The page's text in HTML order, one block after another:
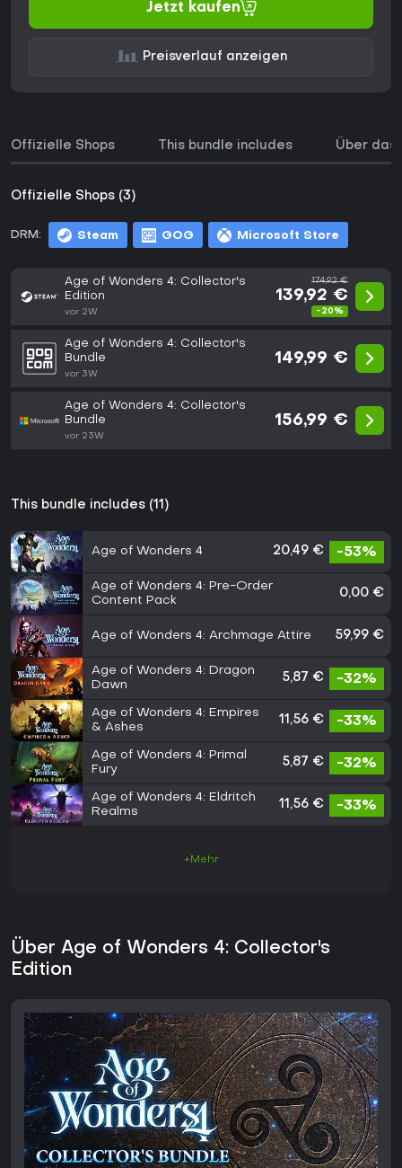
Jetzt kaufen
Preisverlauf anzeigen
Offizielle Shops This bundle includes Über das
Offizielle Shops (3)
DRM: Steam GOG Microsoft Store
Age of Wonders 4: Collector's
Edition
vor 2W
174,92 €
139,92 €
-20%
Age of Wonders 4: Collector's
Bundle
vor 3W
149,99 €
Age of Wonders 4: Collector's
Bundle
vor 23W
156,99 €
This bundle includes (11)
Age of Wonders 4 20,49 € -53%
Age of Wonders 4: Pre-Order
Content Pack
0,00 €
Age of Wonders 4: Archmage Attire 59,99 €
Age of Wonders 4: Dragon
Dawn
5,87 € -32%
Age of Wonders 4: Empires
& Ashes
11,56 € -33%
Age of Wonders 4: Primal
Fury
5,87 € -32%
Age of Wonders 4: Eldritch
Realms
11,56 € -33%
+Mehr
Über Age of Wonders 4: Collector's
Edition